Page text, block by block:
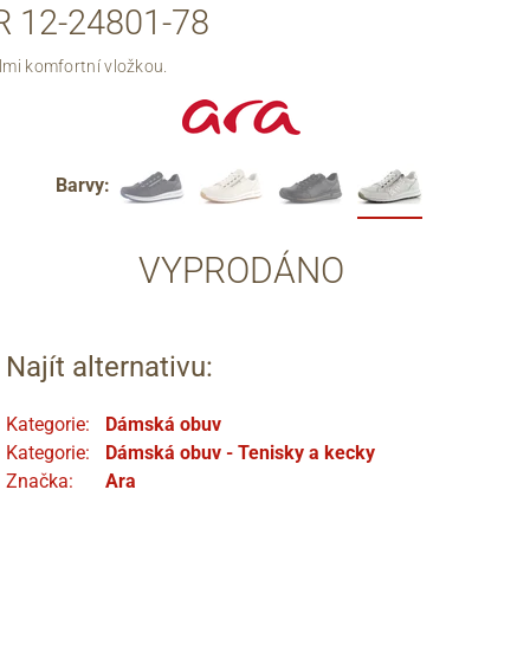
12-24801-78
komfortní vložkou.
Barvy:
VYPRODÁNO
Najít alternativu:
Kategorie:
Dámská obuv
Kategorie:
Dámská obuv - Tenisky a kecky
Značka:
Ara